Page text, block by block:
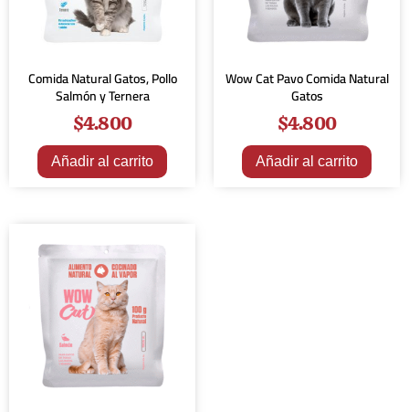
Comida Natural Gatos, Pollo
Salmón y Ternera
$4.800
Añadir al carrito
Wow Cat Pavo Comida Natural
Gatos
$4.800
Añadir al carrito